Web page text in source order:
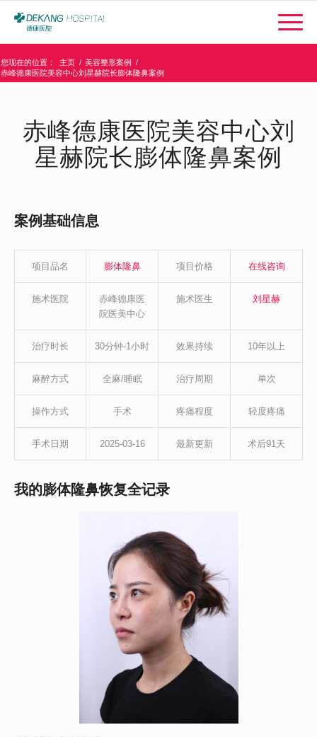
您现在的位置： 主页 / 美容整形案例 /
赤峰德康医院美容中心刘星赫院长膨体隆鼻案例
赤峰德康医院美容中心刘
星赫院长膨体隆鼻案例
案例基础信息
项目品名 膨体隆鼻 项目价格 在线咨询
施术医院
赤峰德康医
院医美中心
施术医生 刘星赫
治疗时长 30分钟-1小时 效果持续 10年以上
麻醉方式 全麻/睡眠 治疗周期 单次
操作方式 手术 疼痛程度 轻度疼痛
手术日期 2025-03-16 最新更新 术后91天
我的膨体隆鼻恢复全记录